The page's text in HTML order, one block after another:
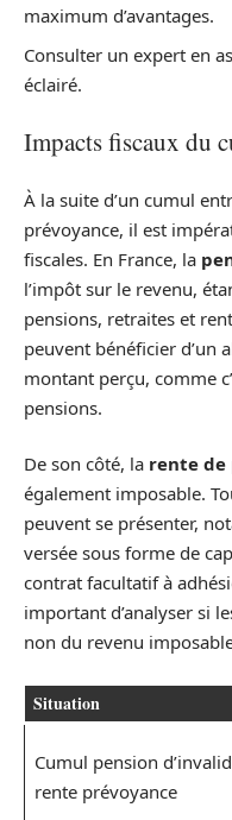
maximum d’avantages.
Consulter un expert en
éclairé.
Impacts fiscaux du
À la suite d’un cumul
prévoyance, il est
fiscales. En France, la
l’impôt sur le revenu,
pensions, retraites et
peuvent bénéficier d’un
montant perçu, comme
pensions.
De son côté, la rente de
également imposable.
peuvent se présenter,
versée sous forme de
contrat facultatif à
important d’analyser si
non du revenu
Situation
Cumul pension
rente prévoyance